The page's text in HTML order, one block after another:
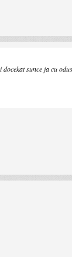
sunce ja cu